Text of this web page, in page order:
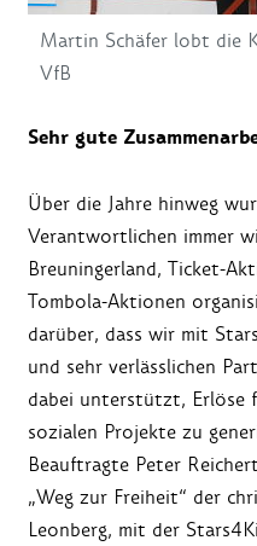
Martin Schäfer lobt die
VfB
Sehr gute
Über die Jahre hinweg
Verantwortlichen immer
Breuningerland, Ticket-
Tombola-Aktionen
darüber, dass wir mit
und sehr verlässlichen
dabei unterstützt, Erlöse
sozialen Projekte zu
Beauftragte Peter
„Weg zur Freiheit“ der
Leonberg, mit der